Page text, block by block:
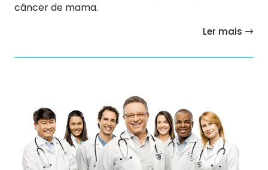
câncer de mama.
Ler mais